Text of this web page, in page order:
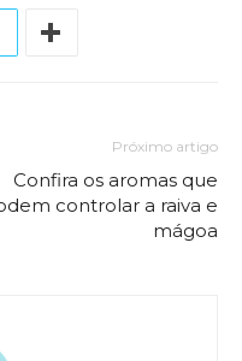
Próximo artigo
Confira os aromas que
controlar a raiva e
mágoa